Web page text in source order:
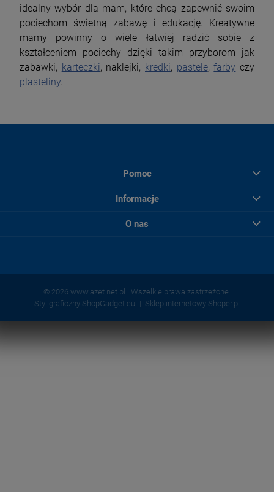
idealny wybór dla mam, które chcą zapewnić swoim
pociechom świetną zabawę i edukację. Kreatywne
mamy powinny o wiele łatwiej radzić sobie z
kształceniem pociechy dzięki takim przyborom jak
zabawki, karteczki, naklejki, kredki, pastele,farby czy
plasteliny
Pomoc
Informacje
O nas
© 2026 www.azet.net.pl . Wszelkie prawa zastrzeżone.
Styl graficzny ShopGadget.eu
Sklep internetowy Shoper.pl